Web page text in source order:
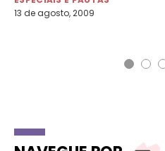
13 de agosto, 2009